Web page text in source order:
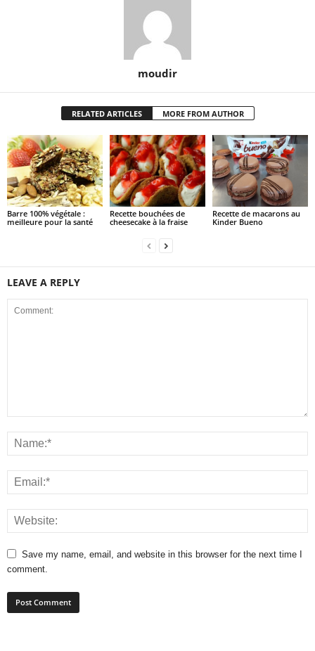
moudir
RELATED ARTICLES MORE FROM AUTHOR
Barre 100% végétale :
meilleure pour la santé
Recette bouchées de
cheesecake à la fraise
Recette de macarons au
Kinder Bueno
LEAVE A REPLY
Save my name, email, and website in this browser for the next time I
comment.